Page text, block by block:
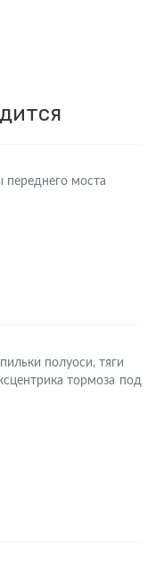
моста
полуоси, тяги
тормоза под